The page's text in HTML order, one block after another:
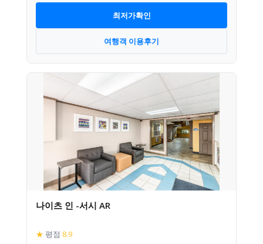
최저가확인
여행객 이용후기
나이츠 인 -서시 AR
★ 평점 8.9